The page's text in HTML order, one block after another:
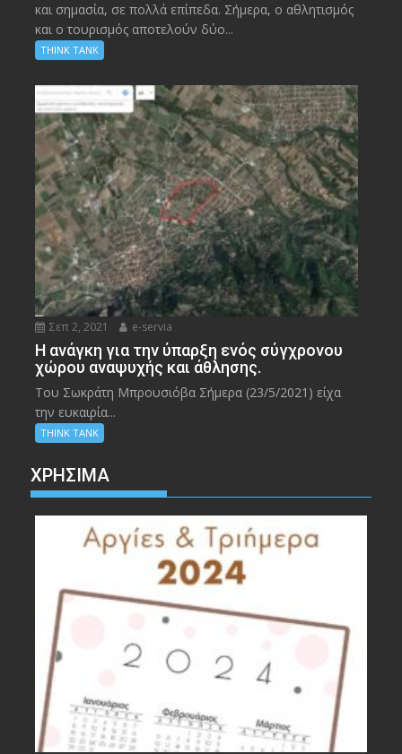
και σημασία, σε πολλά επίπεδα. Σήμερα, ο αθλητισμός
και ο τουρισμός αποτελούν δύο...
THINK TANK
Σεπ 2, 2021 e-servia
Η ανάγκη για την ύπαρξη ενός σύγχρονου
χώρου αναψυχής και άθλησης.
Του Σωκράτη Μπρουσιόβα Σήμερα (23/5/2021) είχα
την ευκαιρία...
THINK TANK
ΧΡΉΣΙΜΑ